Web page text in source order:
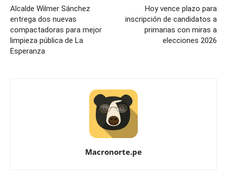
Alcalde Wilmer Sánchez
entrega dos nuevas
compactadoras para mejor
limpieza pública de La
Esperanza
Hoy vence plazo para
inscripción de candidatos a
primarias con miras a
elecciones 2026
Macronorte.pe